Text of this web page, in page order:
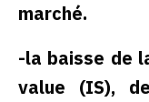
marché.
-la baisse de
value (IS),